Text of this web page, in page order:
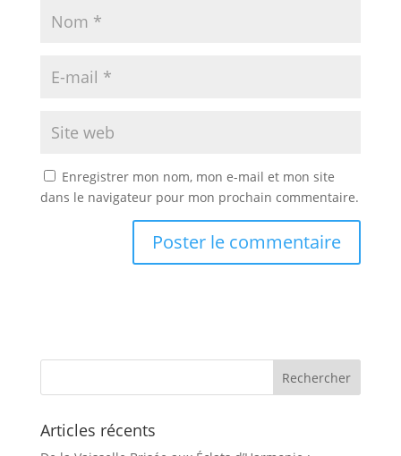
Enregistrer mon nom, mon e-mail et mon site
dans le navigateur pour mon prochain commentaire.
Articles récents